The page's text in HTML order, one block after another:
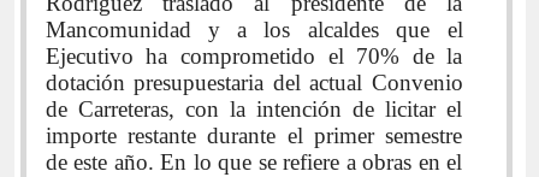
Mancomunidad y a los alcaldes que el
Ejecutivo ha comprometido el 70% de la
dotación presupuestaria del actual Convenio
de Carreteras, con la intención de licitar el
importe restante durante el primer semestre
de este año. En lo que se refiere a obras en el